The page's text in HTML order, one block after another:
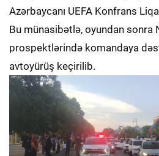
Azərbaycanı UEFA Konfrans
Bu münasibətlə, oyundan sonra
prospektlərində komandaya
avtoyürüş keçirilib.